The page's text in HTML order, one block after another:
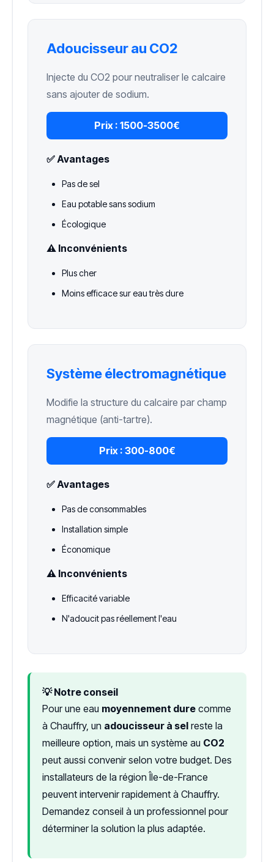
Adoucisseur au CO2
Injecte du CO2 pour neutraliser le calcaire
sans ajouter de sodium.
Prix : 1500-3500€
✅ Avantages
Pas de sel
Eau potable sans sodium
Écologique
⚠️ Inconvénients
Plus cher
Moins efficace sur eau très dure
Système électromagnétique
Modifie la structure du calcaire par champ
magnétique (anti-tartre).
Prix : 300-800€
✅ Avantages
Pas de consommables
Installation simple
Économique
⚠️ Inconvénients
Efficacité variable
N'adoucit pas réellement l'eau
💡 Notre conseil
Pour une eau moyennement dure comme
à Chauffry, un adoucisseur à sel reste la
meilleure option, mais un système au CO2
peut aussi convenir selon votre budget. Des
installateurs de la région Île-de-France
peuvent intervenir rapidement à Chauffry.
Demandez conseil à un professionnel pour
déterminer la solution la plus adaptée.